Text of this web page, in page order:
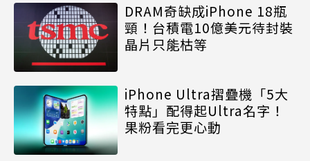
DRAM奇缺成iPhone 18瓶
頸！台積電10億美元待封裝
晶片只能枯等
iPhone Ultra摺疊機「5大
特點」配得起Ultra名字！
果粉看完更心動